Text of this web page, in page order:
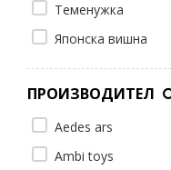
Теменужка
Японска вишна
ПРОИЗВОДИТЕЛ
Aedes ars
Ambi toys